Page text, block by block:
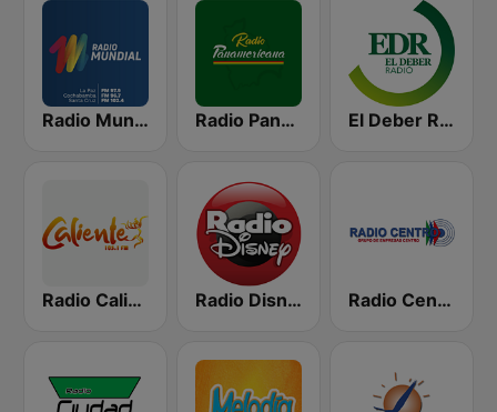
Radio Mundial Bolivia Radio Panamericana El Deber Radio
Radio Caliente 105.1 FM Radio Disney Bolivia Radio Centro FM 96.1